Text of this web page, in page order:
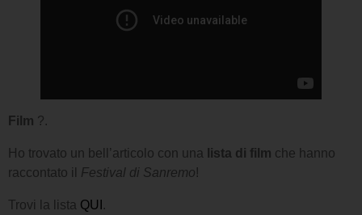
Film ?.
Ho trovato un bell’articolo con una lista di film che hanno
raccontato il Festival di Sanremo!
Trovi la lista QUI .